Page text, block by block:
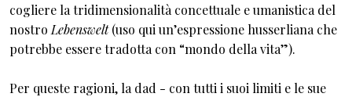
cogliere la tridimensionalità concettuale e umanistica del
nostro Lebenswelt(uso qui un’espressione husserliana che
potrebbe essere tradotta con “mondo della vita”).
Per queste ragioni, la dad - con tutti i suoi limiti e le sue